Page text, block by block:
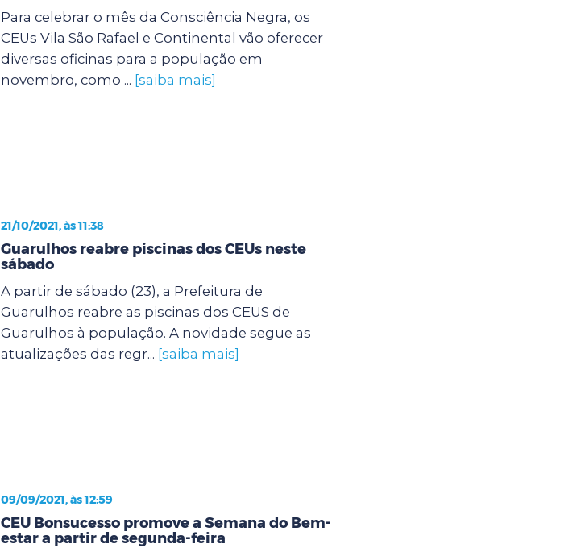
Para celebrar o mês da Consciência Negra, os
CEUs Vila São Rafael e Continental vão oferecer
diversas oficinas para a população em
novembro, como ... [saiba mais]
21/10/2021, às 11:38
Guarulhos reabre piscinas dos CEUs neste
sábado
A partir de sábado (23), a Prefeitura de
Guarulhos reabre as piscinas dos CEUS de
Guarulhos à população. A novidade segue as
atualizações das regr... [saiba mais]
09/09/2021, às 12:59
CEU Bonsucesso promove a Semana do Bem-
estar a partir de segunda-feira